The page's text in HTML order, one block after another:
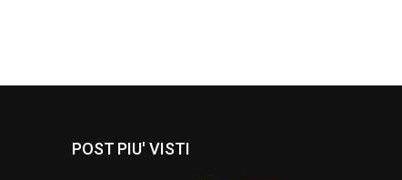
POST PIU' VISTI